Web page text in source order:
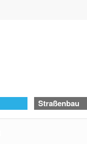
Straßenbau